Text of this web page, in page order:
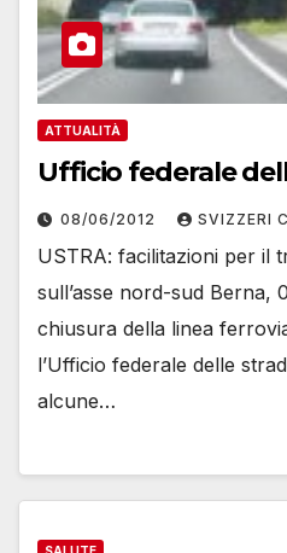
ATTUALITÀ
Ufficio federale
08/06/2012 SVIZZERI
USTRA: facilitazioni per il
sull’asse nord-sud Berna,
chiusura della linea
l’Ufficio federale delle
alcune…